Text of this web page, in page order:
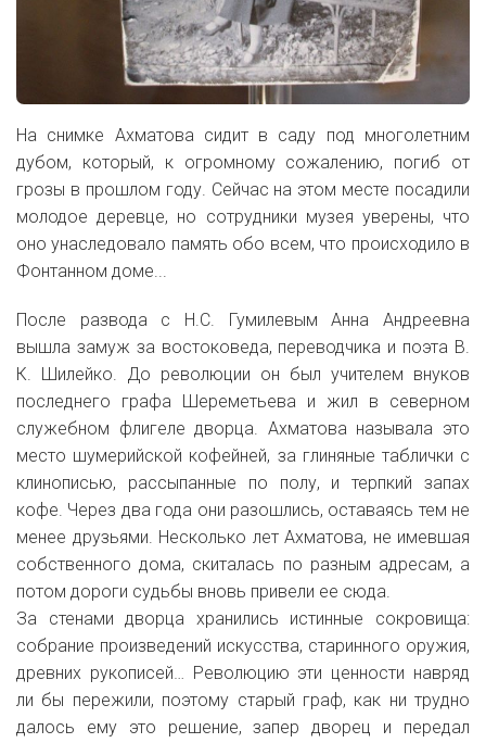
На снимке Ахматова сидит в саду под многолетним
дубом, который, к огромному сожалению, погиб от
грозы в прошлом году. Сейчас на этом месте посадили
молодое деревце, но сотрудники музея уверены, что
оно унаследовало память обо всем, что происходило в
Фонтанном доме...
После развода с Н.С. Гумилевым Анна Андреевна
вышла замуж за востоковеда, переводчика и поэта В.
К. Шилейко. До революции он был учителем внуков
последнего графа Шереметьева и жил в северном
служебном флигеле дворца. Ахматова называла это
место шумерийской кофейней, за глиняные таблички с
клинописью, рассыпанные по полу, и терпкий запах
кофе. Через два года они разошлись, оставаясь тем не
менее друзьями. Несколько лет Ахматова, не имевшая
собственного дома, скиталась по разным адресам, а
потом дороги судьбы вновь привели ее сюда.
За стенами дворца хранились истинные сокровища:
собрание произведений искусства, старинного оружия,
древних рукописей… Революцию эти ценности навряд
ли бы пережили, поэтому старый граф, как ни трудно
далось ему это решение, запер дворец и передал